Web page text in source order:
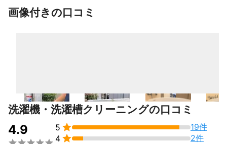
画像付きの口コミ
洗濯機・洗濯槽クリーニングの口コミ
4.9 5 
19件
4 
2件